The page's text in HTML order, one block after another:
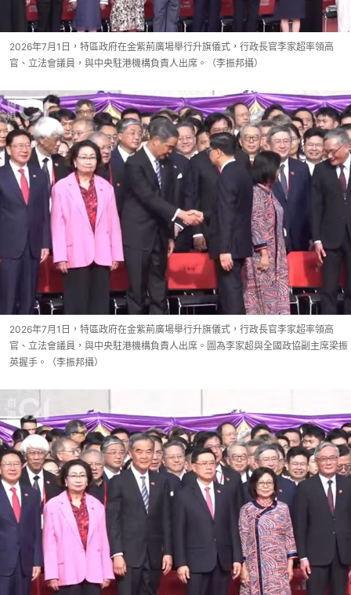
2026年7月1日，特區政府在金紫荊廣場舉行升旗儀式，行政長官李家超率領高
官、立法會議員，與中央駐港機構負責人出席。（李振邦攝）
2026年7月1日，特區政府在金紫荊廣場舉行升旗儀式，行政長官李家超率領高
官、立法會議員，與中央駐港機構負責人出席。圖為李家超與全國政協副主席梁振
英握手。（李振邦攝）